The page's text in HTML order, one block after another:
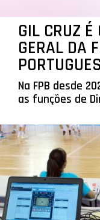
GIL CRUZ É
GERAL DA
Na FPB desde
as funções de